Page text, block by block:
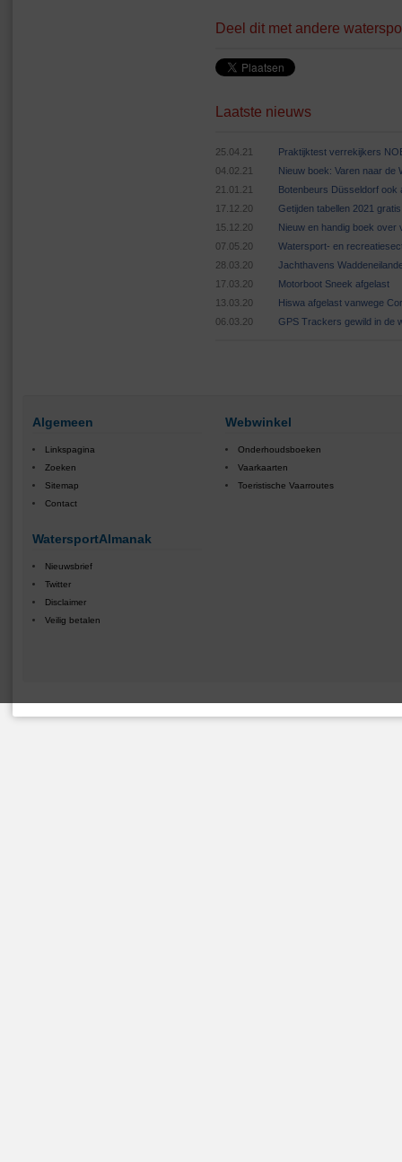
Deel dit met andere
Laatste nieuws
25.04.21
Praktijktest verrekijkers
04.02.21
Nieuw boek: Varen naar de
21.01.21
Botenbeurs Düsseldorf ook
17.12.20
Getijden tabellen 2021
15.12.20
Nieuw en handig boek over
07.05.20
Watersport- en
28.03.20
Jachthavens
17.03.20
Motorboot Sneek afgelast
13.03.20
Hiswa afgelast vanwege
06.03.20
GPS Trackers gewild in de
Algemeen
Linkspagina
Zoeken
Sitemap
Contact
WatersportAlmanak
Nieuwsbrief
Twitter
Disclaimer
Veilig betalen
Webwinkel
Onderhoudsboeken
Vaarkaarten
Toeristische Vaarroutes